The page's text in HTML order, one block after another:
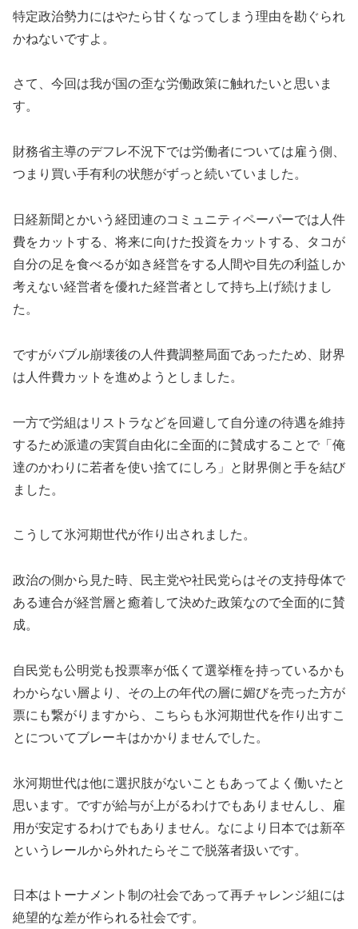
特定政治勢力にはやたら甘くなってしまう理由を勘ぐられ
かねないですよ。
さて、今回は我が国の歪な労働政策に触れたいと思いま
す。
財務省主導のデフレ不況下では労働者については雇う側、
つまり買い手有利の状態がずっと続いていました。
日経新聞とかいう経団連のコミュニティペーパーでは人件
費をカットする、将来に向けた投資をカットする、タコが
自分の足を食べるが如き経営をする人間や目先の利益しか
考えない経営者を優れた経営者として持ち上げ続けまし
た。
ですがバブル崩壊後の人件費調整局面であったため、財界
は人件費カットを進めようとしました。
一方で労組はリストラなどを回避して自分達の待遇を維持
するため派遣の実質自由化に全面的に賛成することで「俺
達のかわりに若者を使い捨てにしろ」と財界側と手を結び
ました。
こうして氷河期世代が作り出されました。
政治の側から見た時、民主党や社民党らはその支持母体で
ある連合が経営層と癒着して決めた政策なので全面的に賛
成。
自民党も公明党も投票率が低くて選挙権を持っているかも
わからない層より、その上の年代の層に媚びを売った方が
票にも繋がりますから、こちらも氷河期世代を作り出すこ
とについてブレーキはかかりませんでした。
氷河期世代は他に選択肢がないこともあってよく働いたと
思います。ですが給与が上がるわけでもありませんし、雇
用が安定するわけでもありません。なにより日本では新卒
というレールから外れたらそこで脱落者扱いです。
日本はトーナメント制の社会であって再チャレンジ組には
絶望的な差が作られる社会です。